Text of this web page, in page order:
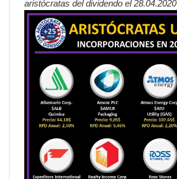
aristócratas del dividendo el 28.04.2020